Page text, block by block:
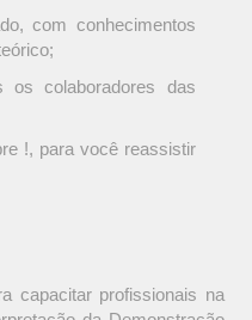
com conhecimentos
os colaboradores das
!, para você reassistir
capacitar profissionais na